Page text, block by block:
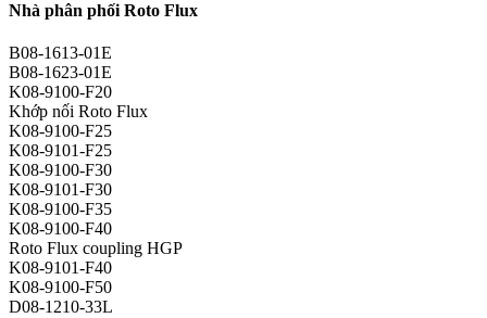
Nhà phân phối Roto Flux
B08-1613-01E
B08-1623-01E
K08-9100-F20
Khớp nối Roto Flux
K08-9100-F25
K08-9101-F25
K08-9100-F30
K08-9101-F30
K08-9100-F35
K08-9100-F40
Roto Flux coupling HGP
K08-9101-F40
K08-9100-F50
D08-1210-33L